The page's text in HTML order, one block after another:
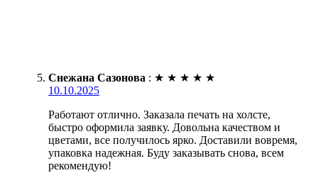
Снежана Сазонова : ★ ★ ★ ★ ★
10.10.2025
Работают отлично. Заказала печать на холсте,
быстро оформила заявку. Довольна качеством и
цветами, все получилось ярко. Доставили вовремя,
упаковка надежная. Буду заказывать снова, всем
рекомендую!